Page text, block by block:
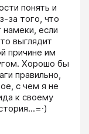
понять и
за того, что
если
выглядит
причине им
Хорошо бы
правильно,
с чем я не
к своему